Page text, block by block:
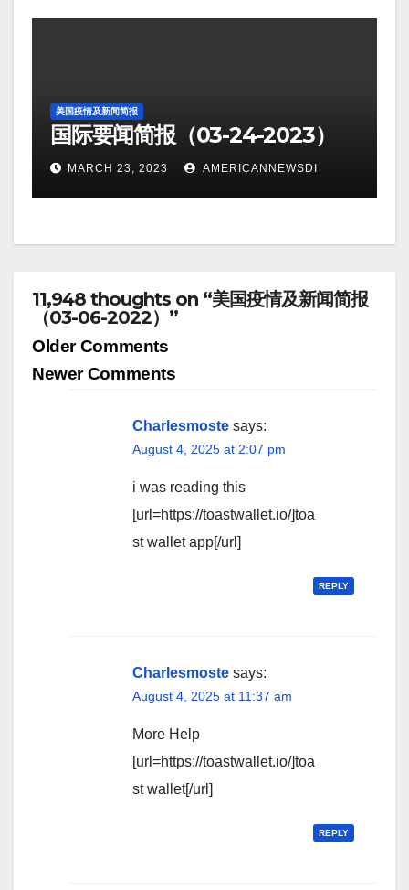
美国疫情及新闻简报
国际要闻简报（03-24-2023）
MARCH 23, 2023 AMERICANNEWSDI
11,948 thoughts on “美国疫情及新闻简报
（03-06-2022）”
Comment
navigation
Older Comments
Newer Comments
Charlesmoste says:
August 4, 2025 at 2:07 pm
i was reading this
[url=https://toastwallet.io/]toa
st wallet app[/url]
REPLY
Charlesmoste says:
August 4, 2025 at 11:37 am
More Help
[url=https://toastwallet.io/]toa
st wallet[/url]
REPLY